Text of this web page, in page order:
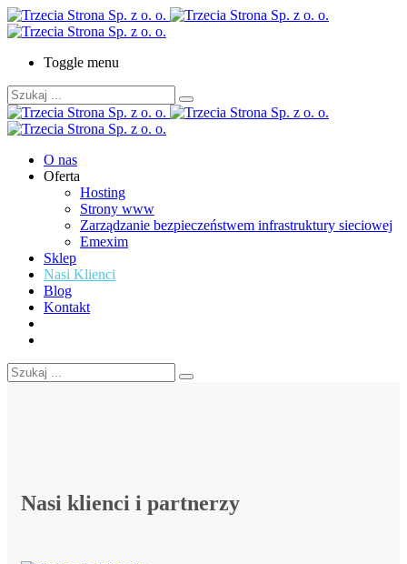
Toggle menu
O nas
Oferta
Hosting
Strony www
Zarządzanie bezpieczeństwem infrastruktury sieciowej
Emexim
Sklep
Nasi Klienci
Blog
Kontakt
Nasi klienci i partnerzy